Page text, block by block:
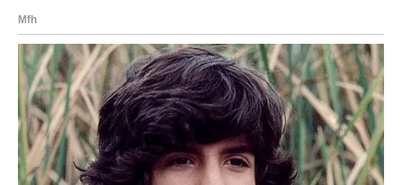
– u odnosima, poslu i društvu. Više nećete igrati uloge
koje vam ne pripadaju. Bliska budućnost donosi
prepoznavanje prave vrednosti.
U ljubavi dolazi jasnoća – ko ostaje uz vas iz ljubavi, a ko
iz koristi. U poslu se otvara šansa za napredak, ali samo
ako budete autentični.